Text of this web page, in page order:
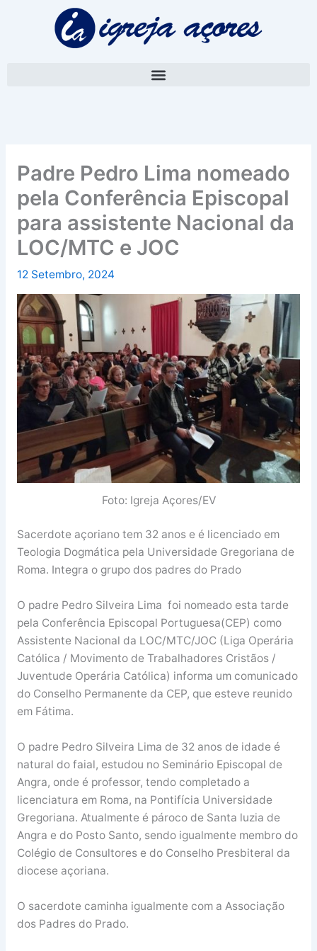
Padre Pedro Lima nomeado
pela Conferência Episcopal
para assistente Nacional da
LOC/MTC e JOC
12 Setembro, 2024
Foto: Igreja Açores/EV
Sacerdote açoriano tem 32 anos e é licenciado em
Teologia Dogmática pela Universidade Gregoriana de
Roma. Integra o grupo dos padres do Prado
O padre Pedro Silveira Lima foi nomeado esta tarde
pela Conferência Episcopal Portuguesa(CEP) como
Assistente Nacional da LOC/MTC/JOC (Liga Operária
Católica / Movimento de Trabalhadores Cristãos /
Juventude Operária Católica) informa um comunicado
do Conselho Permanente da CEP, que esteve reunido
em Fátima.
O padre Pedro Silveira Lima de 32 anos de idade é
natural do faial, estudou no Seminário Episcopal de
Angra, onde é professor, tendo completado a
licenciatura em Roma, na Pontifícia Universidade
Gregoriana. Atualmente é pároco de Santa luzia de
Angra e do Posto Santo, sendo igualmente membro do
Colégio de Consultores e do Conselho Presbiteral da
diocese açoriana.
O sacerdote caminha igualmente com a Associação
dos Padres do Prado.